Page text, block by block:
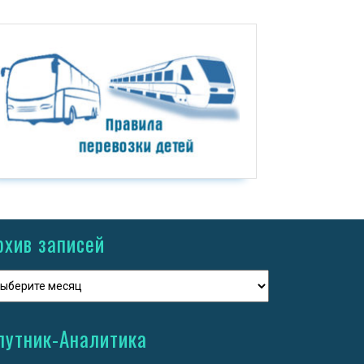
записей
Аналитика